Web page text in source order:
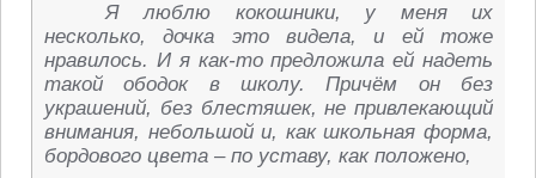
Я люблю кокошники, у меня их
несколько, дочка это видела, и ей тоже
нравилось. И я как-то предложила ей надеть
такой ободок в школу. Причём он без
украшений, без блестяшек, не привлекающий
внимания, небольшой и, как школьная форма,
бордового цвета – по уставу, как положено,